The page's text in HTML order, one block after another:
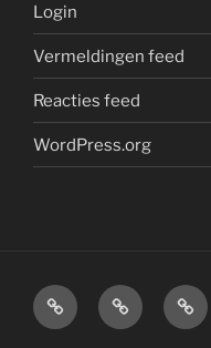
Login
Vermeldingen feed
Reacties feed
WordPress.org
BeschutSPOKEN
WOOD
Thuis
op